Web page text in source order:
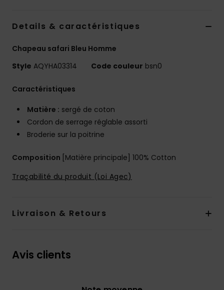
Details & caractéristiques
Chapeau safari Bleu Homme
Style AQYHA03314 Code couleur bsn0
Caractéristiques
Matière : sergé de coton
Cordon de serrage réglable assorti
Broderie sur la poitrine
Composition [Matière principale] 100% Cotton
Traçabilité du produit (Loi Agec)
Livraison & Retours
Avis clients